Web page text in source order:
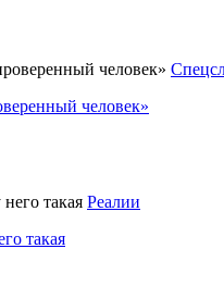
человек»
Реалии
такая